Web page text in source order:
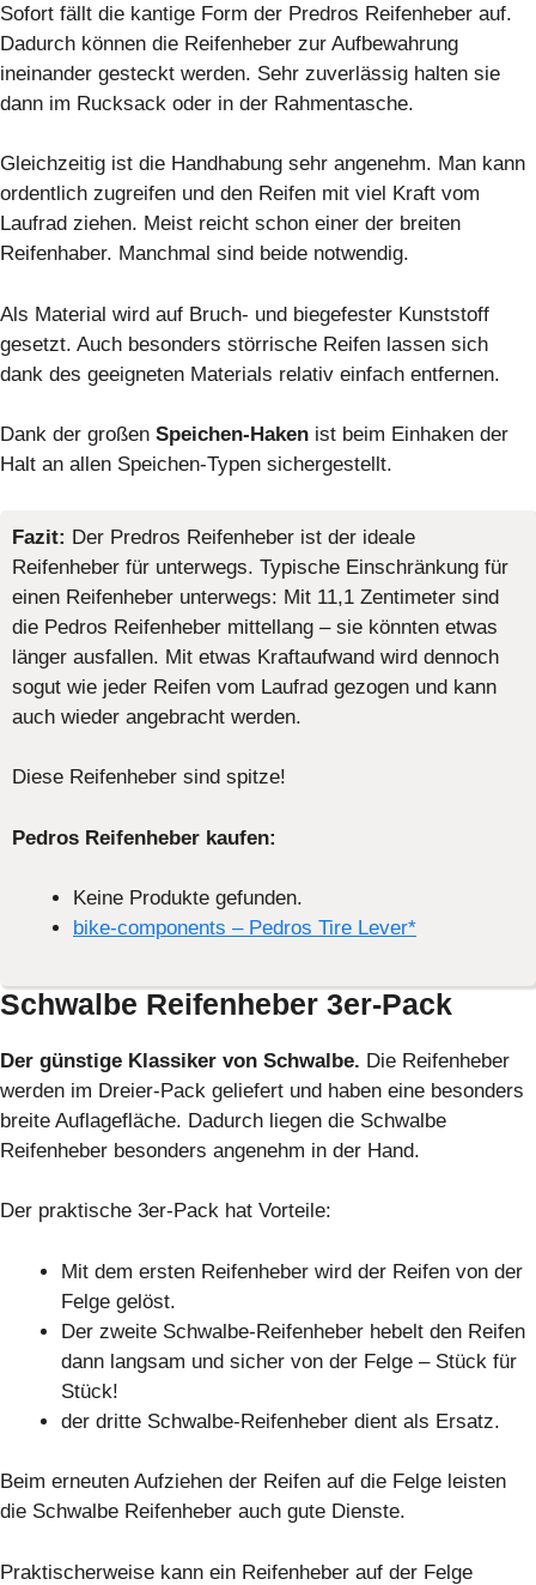
Sofort fällt die kantige Form der Predros Reifenheber auf.
Dadurch können die Reifenheber zur Aufbewahrung
ineinander gesteckt werden. Sehr zuverlässig halten sie
dann im Rucksack oder in der Rahmentasche.
Gleichzeitig ist die Handhabung sehr angenehm. Man kann
ordentlich zugreifen und den Reifen mit viel Kraft vom
Laufrad ziehen. Meist reicht schon einer der breiten
Reifenhaber. Manchmal sind beide notwendig.
Als Material wird auf Bruch- und biegefester Kunststoff
gesetzt. Auch besonders störrische Reifen lassen sich
dank des geeigneten Materials relativ einfach entfernen.
Dank der großen Speichen-Haken ist beim Einhaken der
Halt an allen Speichen-Typen sichergestellt.
Fazit: Der Predros Reifenheber ist der ideale
Reifenheber für unterwegs. Typische Einschränkung für
einen Reifenheber unterwegs: Mit 11,1 Zentimeter sind
die Pedros Reifenheber mittellang – sie könnten etwas
länger ausfallen. Mit etwas Kraftaufwand wird dennoch
sogut wie jeder Reifen vom Laufrad gezogen und kann
auch wieder angebracht werden.
Diese Reifenheber sind spitze!
Pedros Reifenheber kaufen:
Keine Produkte gefunden.
bike-components – Pedros Tire Lever*
Schwalbe Reifenheber 3er-Pack
Der günstige Klassiker von Schwalbe. Die Reifenheber
werden im Dreier-Pack geliefert und haben eine besonders
breite Auflagefläche. Dadurch liegen die Schwalbe
Reifenheber besonders angenehm in der Hand.
Der praktische 3er-Pack hat Vorteile:
Mit dem ersten Reifenheber wird der Reifen von der
Felge gelöst.
Der zweite Schwalbe-Reifenheber hebelt den Reifen
dann langsam und sicher von der Felge – Stück für
Stück!
der dritte Schwalbe-Reifenheber dient als Ersatz.
Beim erneuten Aufziehen der Reifen auf die Felge leisten
die Schwalbe Reifenheber auch gute Dienste.
Praktischerweise kann ein Reifenheber auf der Felge